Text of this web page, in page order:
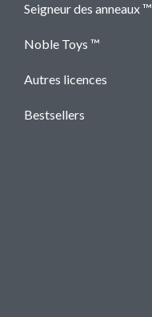
Seigneur des anneaux ™
Noble Toys ™
Autres licences
Bestsellers